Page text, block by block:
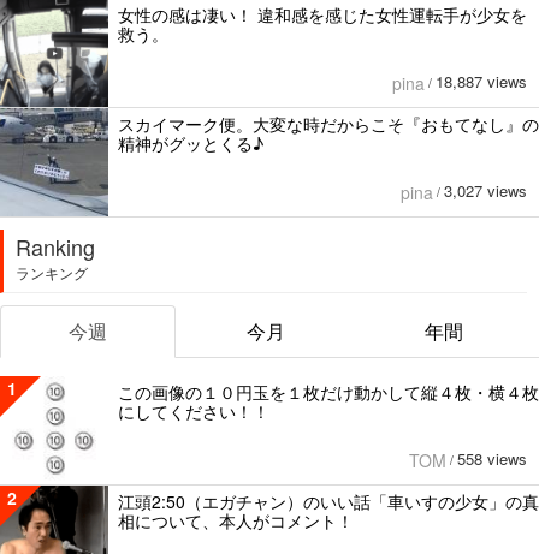
女性の感は凄い！ 違和感を感じた女性運転手が少女を
救う。
pina / 18,887 views
スカイマーク便。大変な時だからこそ『おもてなし』の
精神がグッとくる♪
pina / 3,027 views
Ranking
ランキング
今週 今月 年間
1
この画像の１０円玉を１枚だけ動かして縦４枚・横４枚
にしてください！！
TOM / 558 views
2
江頭2:50（エガチャン）のいい話「車いすの少女」の真
相について、本人がコメント！